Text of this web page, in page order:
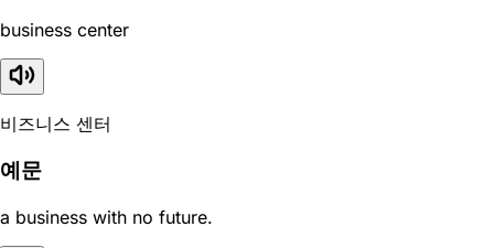
business center
비즈니스 센터
예문
a business with no future.